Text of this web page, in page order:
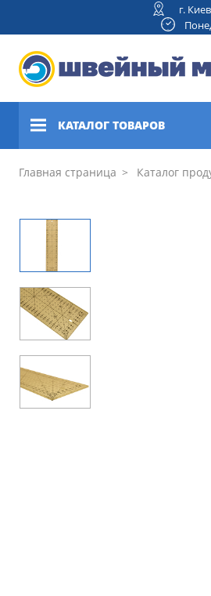
г.
КАТАЛОГ ТОВАРОВ
Швейные машины
плоскошовные машины
Вязальные машины
Аксессуары
Бренды
Главная страница Каталог